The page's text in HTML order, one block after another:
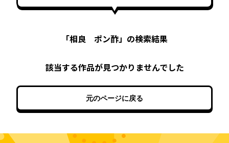
「相良 ポン酢」の検索結果
該当する作品が見つかりませんでした
元のページに戻る